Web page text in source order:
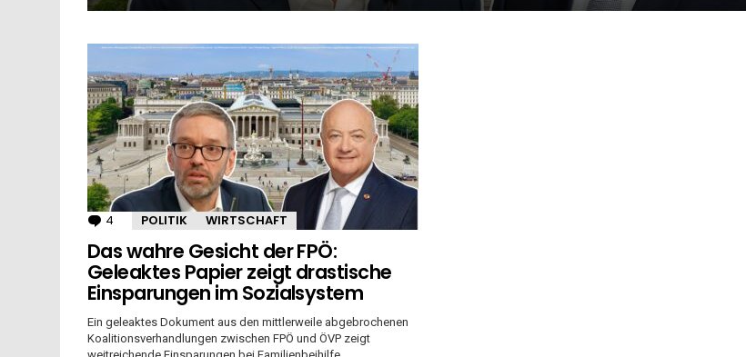
MORE
STORIES
4 Kommentare
POLITIK WIRTSCHAFT
Das wahre Gesicht der FPÖ:
Geleaktes Papier zeigt drastische
Einsparungen im Sozialsystem
Ein geleaktes Dokument aus den mittlerweile abgebrochenen
Koalitionsverhandlungen zwischen FPÖ und ÖVP zeigt